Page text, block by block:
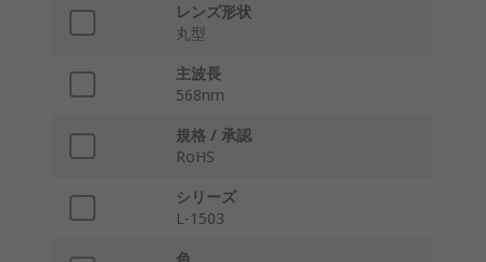
レンズ形状
丸型
主波長
568nm
規格 / 承認
RoHS
シリーズ
L-1503